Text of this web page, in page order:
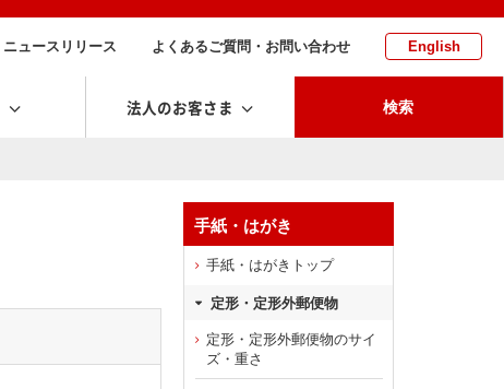
ニュースリリース よくあるご質問・お問い合わせ English
法人のお客さま 検索
手紙・はがき
手紙・はがきトップ
定形・定形外郵便物
定形・定形外郵便物のサイ
ズ・重さ